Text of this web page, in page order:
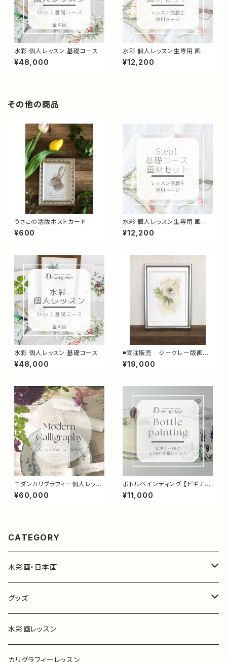
水彩 個人レッスン 基礎コース
¥48,000
水彩 個人レッスン生専用 画材
セット
¥12,200
その他の商品
うさこの活版ポストカード
¥600
水彩 個人レッスン生専用 画材
セット
¥12,200
水彩 個人レッスン 基礎コース
¥48,000
◾️受注販売 ジークレー版画
「Anemone」
¥19,000
モダンカリグラフィー個人レッス
ン【初心者向け】
¥60,000
ボトルペインティング 【ビギナー
レッスン】
¥11,000
CATEGORY
水彩画・日本画
水彩画
日本画
グッズ
グッズ
水彩画レッスン
カリグラフィーレッスン